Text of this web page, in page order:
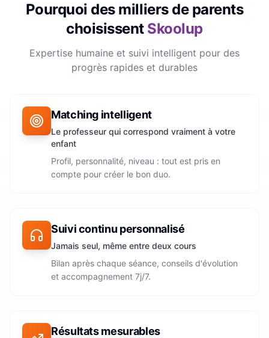
Pourquoi des milliers de parents
choisissent Skoolup
Expertise humaine et suivi intelligent pour des
progrès rapides et durables
Matching intelligent
Le professeur qui correspond vraiment à votre
enfant
Profil, personnalité, niveau : tout est pris en
compte pour créer le bon duo.
Suivi continu personnalisé
Jamais seul, même entre deux cours
Bilan après chaque séance, conseils d'évolution
et accompagnement 7j/7.
Résultats mesurables